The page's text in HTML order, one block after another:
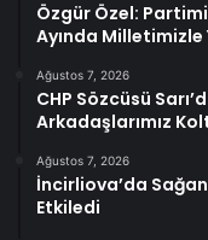
Özgür Özel:
Ayında Milletimizle
Ağustos 7, 2026
CHP Sözcüsü
Arkadaşlarımız
Ağustos 7, 2026
İncirliova’da
Etkiledi